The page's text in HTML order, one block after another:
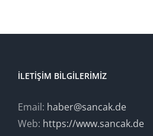
İLETIŞIM BILGILERIMIZ
Email: haber@sancak.de
Web: https://www.sancak.de